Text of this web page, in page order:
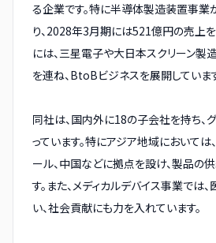
る企業です。特に半導体製造装置事業
り、2028年3月期には521億円の売上
には、三星電子や大日本スクリーン製
を連ね、BtoBビジネスを展開していま
同社は、国内外に18の子会社を持ち、
っています。特にアジア地域においては
ール、中国などに拠点を設け、製品の
す。また、メディカルデバイス事業では
い、社会貢献にも力を入れています。